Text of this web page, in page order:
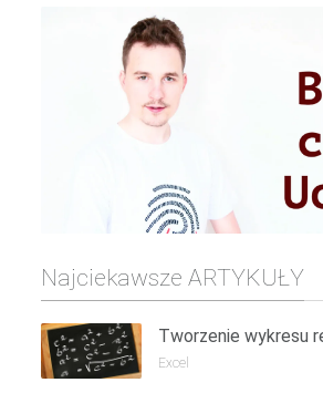
Najciekawsze ARTYKUŁY
Tworzenie wykresu
Excel